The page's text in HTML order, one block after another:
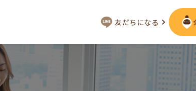
友だちになる
会いに行く